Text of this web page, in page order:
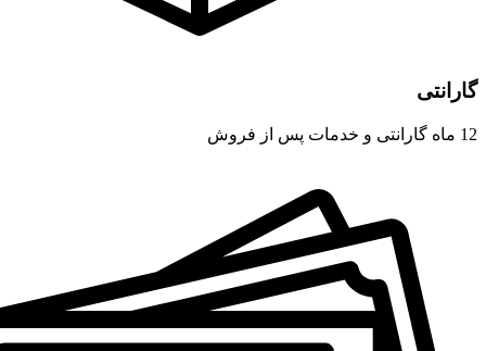
گارانتی
12 ماه گارانتی و خدمات پس از فروش